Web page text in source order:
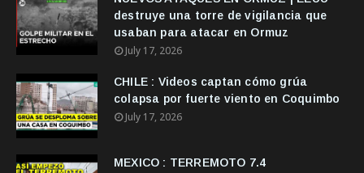
destruye una torre de vigilancia que
usaban para atacar en Ormuz
July 17, 2026
CHILE : Videos captan cómo grúa
colapsa por fuerte viento en Coquimbo
July 17, 2026
MEXICO : TERREMOTO 7.4